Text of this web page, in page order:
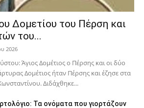
Δομετίου του Πέρση και
του...
2026
Άγιος Δομέτιος ο Πέρσης και οι δύο
Δομέτιος ήταν Πέρσης και έζησε στα
Διδάχθηκε...
Τα ονόματα που γιορτάζουν